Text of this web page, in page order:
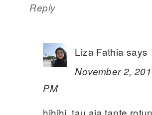
Reply
Liza Fathia says
November 2,
PM
hihihi, tau aja tante